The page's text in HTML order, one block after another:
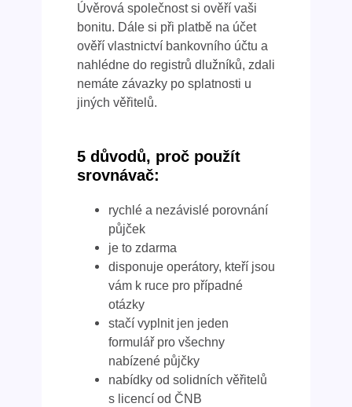
Úvěrová společnost si ověří vaši
bonitu. Dále si při platbě na účet
ověří vlastnictví bankovního účtu a
nahlédne do registrů dlužníků, zdali
nemáte závazky po splatnosti u
jiných věřitelů.
5 důvodů, proč použít
srovnávač:
rychlé a nezávislé porovnání
půjček
je to zdarma
disponuje operátory, kteří jsou
vám k ruce pro případné
otázky
stačí vyplnit jen jeden
formulář pro všechny
nabízené půjčky
nabídky od solidních věřitelů
s licencí od ČNB